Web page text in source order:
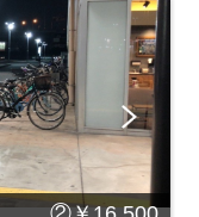
Ne
xt